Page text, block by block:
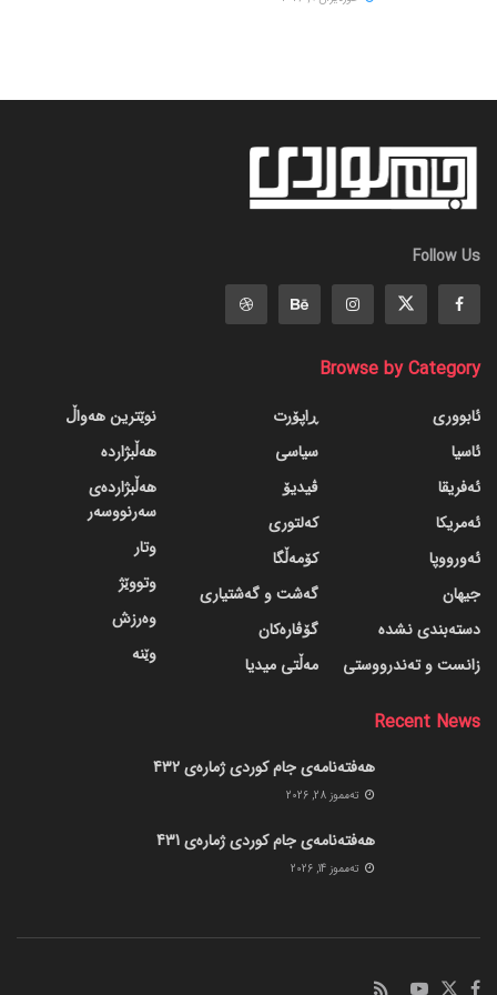
Follow Us
Browse by Category
ئابووری
ئاسیا
ئەفریقا
ئەمریکا
ئەورووپا
جیهان
دسته‌بندی نشده
زانست و تەندرووستی
ڕاپۆرت
سیاسی
ڤیدیۆ
کەلتوری
کۆمەڵگا
گه‌شت و گه‌شتیاری
گۆڤاره‌کان
مەڵتی میدیا
نوێترین هەواڵ
هەڵبژاردە
هەڵبژاردەی
سەرنووسەر
وتار
وتووێژ
وەرزش
وێنە
Recent News
هەفتەنامەی جام کوردی ژمارەی 432
ته‌مموز 28, 2026
هەفتەنامەی جام کوردی ژمارەی 431
ته‌مموز 14, 2026